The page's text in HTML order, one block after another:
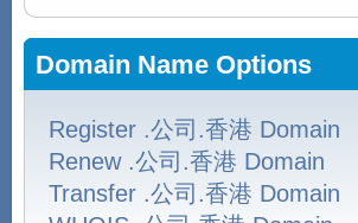
Domain Name Options
Register .公司.香港 Domain
Renew .公司.香港 Domain
Transfer .公司.香港 Domain